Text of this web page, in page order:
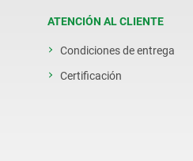
ATENCIÓN AL CLIENTE
Condiciones de entrega
Certificación